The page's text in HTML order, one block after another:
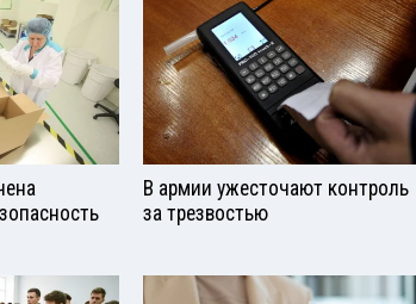
В армии ужесточают контроль
за трезвостью